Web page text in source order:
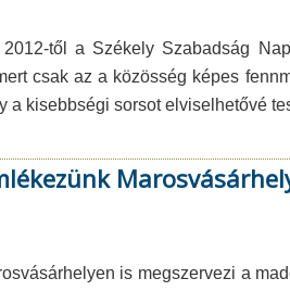
től a Székely Szabadság
csak az a közösség képes
a kisebbségi sorsot elviselhetővé
is megszervezi a